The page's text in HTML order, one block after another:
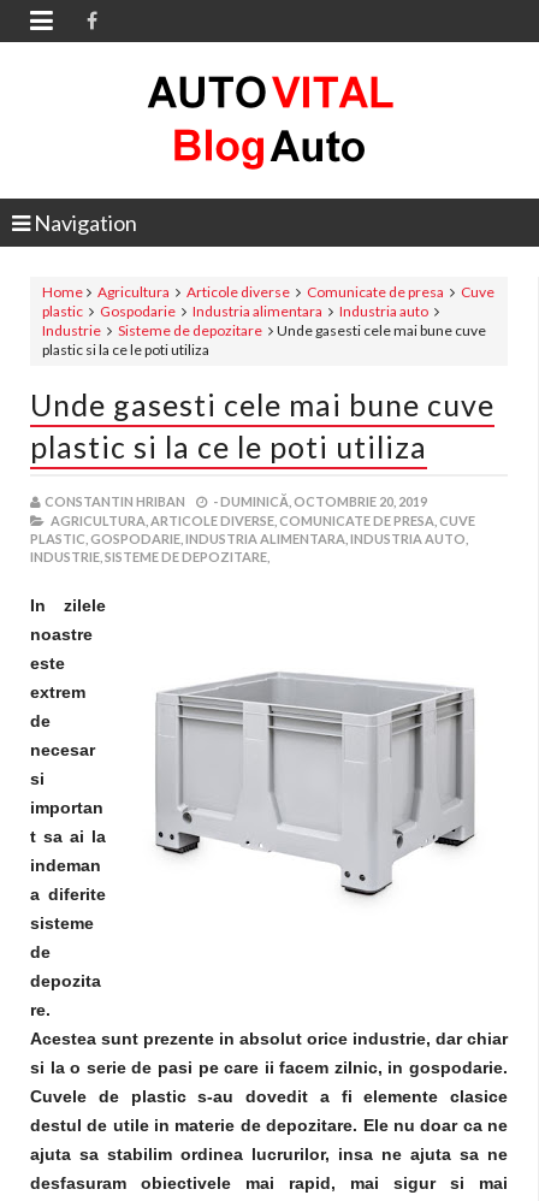

Navigation
Home Agricultura Articole diverse Comunicate de presa
Cuve
plastic
Gospodarie Industria alimentara
Industria auto
Industrie
Sisteme de depozitare
Unde gasesti cele mai bune cuve
plastic si la ce le poti utiliza
Unde gasesti cele mai bune cuve
plastic si la ce le poti utiliza
CONSTANTIN HRIBAN -DUMINICĂ, OCTOMBRIE 20, 2019
AGRICULTURA, ARTICOLE DIVERSE, COMUNICATE DE PRESA, CUVE
PLASTIC, GOSPODARIE, INDUSTRIA ALIMENTARA, INDUSTRIA AUTO,
INDUSTRIE, SISTEME DE DEPOZITARE,
In zilele
noastre
este
extrem
de
necesar
si
importan
t sa ai la
indeman
a diferite
sisteme
de
depozita
re.
Acestea sunt prezente in absolut orice industrie, dar chiar
si la o serie de pasi pe care ii facem zilnic, in gospodarie.
Cuvele de plastic s-au dovedit a fi elemente clasice
destul de utile in materie de depozitare. Ele nu doar ca ne
ajuta sa stabilim ordinea lucrurilor, insa ne ajuta sa ne
desfasuram obiectivele mai rapid, mai sigur si mai